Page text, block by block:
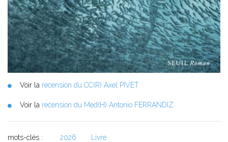
Voir la recension du CC(R) Axel PIVET
Voir la recension du Med(H) Antonio FERRANDIZ
mots-clés : 2026 Livre